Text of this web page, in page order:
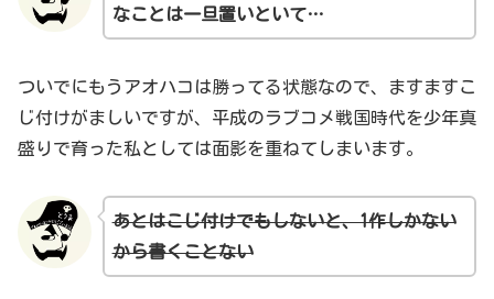
なことは一旦置いといて…
ついでにもうアオハコは勝ってる状態なので、ますますこ
じ付けがましいですが、平成のラブコメ戦国時代を少年真
盛りで育った私としては面影を重ねてしまいます。
あとはこじ付けでもしないと、1作しかない
から書くことない